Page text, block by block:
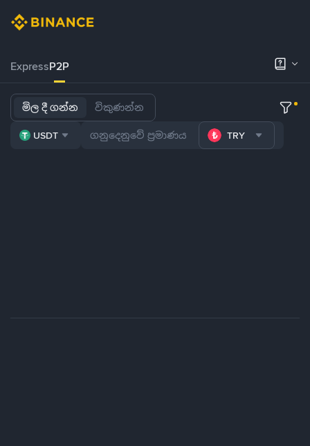
ExpressP2P
මිල දී ගන්න විකුණන්න
USDT TRY